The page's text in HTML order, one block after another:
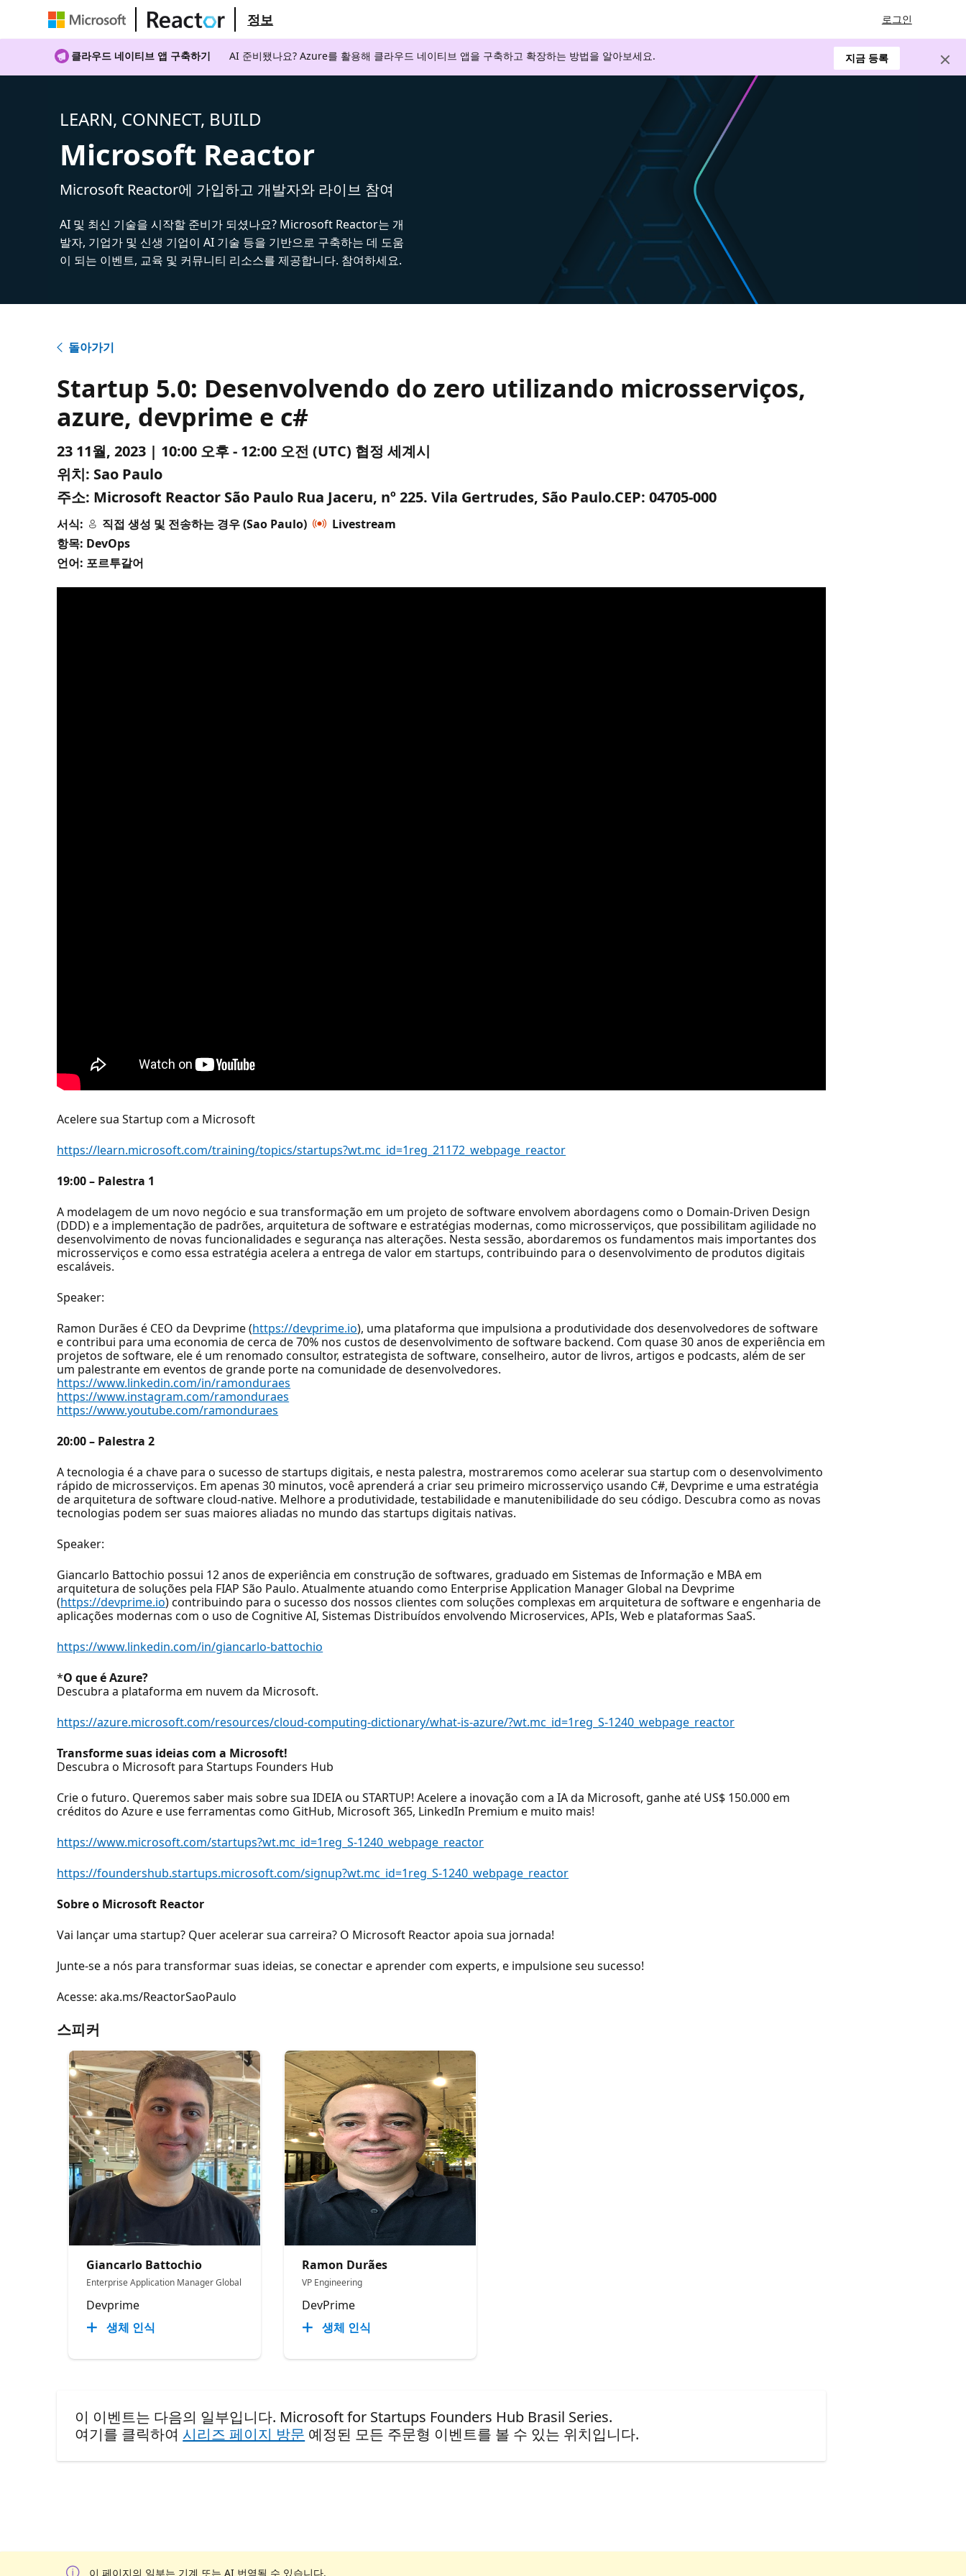
정보 로그인
클라우드 네이티브 앱 구축하기 AI 준비됐나요? Azure를 활용해 클라우드 네이티브 앱을 구축하고 확장하는 방법을 알아보세요. 지금 등록
LEARN, CONNECT, BUILD
Microsoft Reactor
Microsoft Reactor에 가입하고 개발자와 라이브 참여
AI 및 최신 기술을 시작할 준비가 되셨나요? Microsoft Reactor는 개
발자, 기업가 및 신생 기업이 AI 기술 등을 기반으로 구축하는 데 도움
이 되는 이벤트, 교육 및 커뮤니티 리소스를 제공합니다. 참여하세요.
돌아가기
Startup 5.0: Desenvolvendo do zero utilizando microsserviços,
azure, devprime e c#
23 11월, 2023 | 10:00 오후 - 12:00 오전 (UTC) 협정 세계시
위치: Sao Paulo
주소: Microsoft Reactor São Paulo Rua Jaceru, nº 225. Vila Gertrudes, São Paulo.CEP: 04705-000
서식: 직접 생성 및 전송하는 경우 (Sao Paulo)
Livestream
항목: DevOps
언어: 포르투갈어
Acelere sua Startup com a Microsoft
https://learn.microsoft.com/training/topics/startups?wt.mc_id=1reg_21172_webpage_reactor
19:00 – Palestra 1
A modelagem de um novo negócio e sua transformação em um projeto de software envolvem abordagens como o Domain-Driven Design
(DDD) e a implementação de padrões, arquitetura de software e estratégias modernas, como microsserviços, que possibilitam agilidade no
desenvolvimento de novas funcionalidades e segurança nas alterações. Nesta sessão, abordaremos os fundamentos mais importantes dos
microsserviços e como essa estratégia acelera a entrega de valor em startups, contribuindo para o desenvolvimento de produtos digitais
escaláveis.
Speaker:
Ramon Durães é CEO da Devprime (https://devprime.io), uma plataforma que impulsiona a produtividade dos desenvolvedores de software
e contribui para uma economia de cerca de 70% nos custos de desenvolvimento de software backend. Com quase 30 anos de experiência em
projetos de software, ele é um renomado consultor, estrategista de software, conselheiro, autor de livros, artigos e podcasts, além de ser
um palestrante em eventos de grande porte na comunidade de desenvolvedores.
https://www.linkedin.com/in/ramonduraes
https://www.instagram.com/ramonduraes
https://www.youtube.com/ramonduraes
20:00 – Palestra 2
A tecnologia é a chave para o sucesso de startups digitais, e nesta palestra, mostraremos como acelerar sua startup com o desenvolvimento
rápido de microsserviços. Em apenas 30 minutos, você aprenderá a criar seu primeiro microsserviço usando C#, Devprime e uma estratégia
de arquitetura de software cloud-native. Melhore a produtividade, testabilidade e manutenibilidade do seu código. Descubra como as novas
tecnologias podem ser suas maiores aliadas no mundo das startups digitais nativas.
Speaker:
Giancarlo Battochio possui 12 anos de experiência em construção de softwares, graduado em Sistemas de Informação e MBA em
arquitetura de soluções pela FIAP São Paulo. Atualmente atuando como Enterprise Application Manager Global na Devprime
(https://devprime.io) contribuindo para o sucesso dos nossos clientes com soluções complexas em arquitetura de software e engenharia de
aplicações modernas com o uso de Cognitive AI, Sistemas Distribuídos envolvendo Microservices, APIs, Web e plataformas SaaS.
https://www.linkedin.com/in/giancarlo-battochio
*O que é Azure?
Descubra a plataforma em nuvem da Microsoft.
https://azure.microsoft.com/resources/cloud-computing-dictionary/what-is-azure/?wt.mc_id=1reg_S-1240_webpage_reactor
Transforme suas ideias com a Microsoft!
Descubra o Microsoft para Startups Founders Hub
Crie o futuro. Queremos saber mais sobre sua IDEIA ou STARTUP! Acelere a inovação com a IA da Microsoft, ganhe até US$ 150.000 em
créditos do Azure e use ferramentas como GitHub, Microsoft 365, LinkedIn Premium e muito mais!
https://www.microsoft.com/startups?wt.mc_id=1reg_S-1240_webpage_reactor
https://foundershub.startups.microsoft.com/signup?wt.mc_id=1reg_S-1240_webpage_reactor
Sobre o Microsoft Reactor
Vai lançar uma startup? Quer acelerar sua carreira? O Microsoft Reactor apoia sua jornada!
Junte-se a nós para transformar suas ideias, se conectar e aprender com experts, e impulsione seu sucesso!
Acesse: aka.ms/ReactorSaoPaulo
스피커
Giancarlo Battochio
Enterprise Application Manager Global
Devprime
생체 인식
Ramon Durães
VP Engineering
DevPrime
생체 인식
이 이벤트는 다음의 일부입니다. Microsoft for Startups Founders Hub Brasil Series.
여기를 클릭하여 시리즈 페이지 방문 예정된 모든 주문형 이벤트를 볼 수 있는 위치입니다.
이 페이지의 일부는 기계 또는 AI 번역될 수 있습니다.